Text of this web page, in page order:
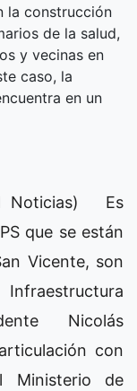
la construcción
de la salud,
y vecinas en
caso, la
en un
Noticias) Es
que se están
Vicente, son
Nicolás
con
Ministerio de